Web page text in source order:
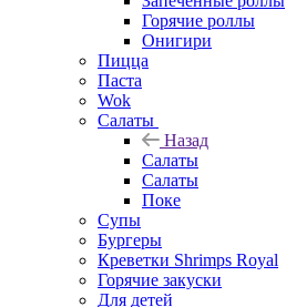
Горячие роллы
Онигири
Пицца
Паста
Wok
Салаты
Назад
Салаты
Салаты
Поке
Супы
Бургеры
Креветки Shrimps Royal
Горячие закуски
Для детей